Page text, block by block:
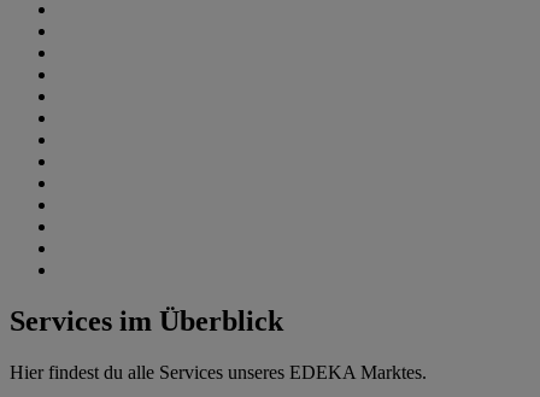
Services im Überblick
Hier findest du alle Services unseres EDEKA Marktes.